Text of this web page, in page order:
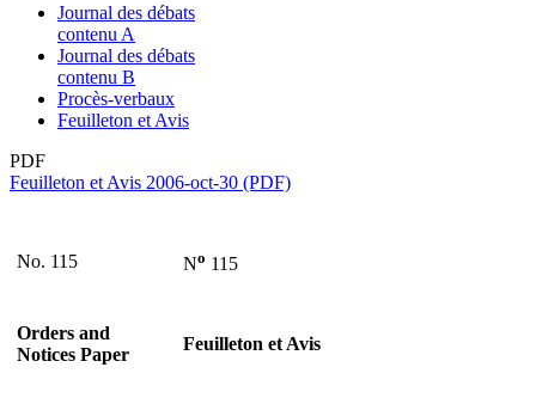
Journal des débats
contenu A
Journal des débats
contenu B
Procès-verbaux
Feuilleton et Avis
PDF
Feuilleton et Avis 2006-oct-30 (PDF)
No. 115 No 115
Orders and
Notices Paper
Feuilleton et Avis